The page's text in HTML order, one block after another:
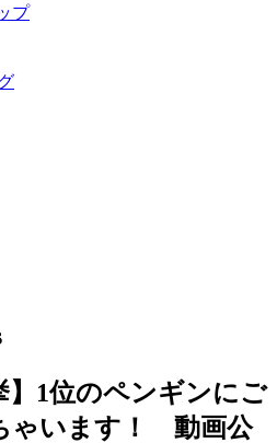
プ
】1位のペンギンにご
ゃいます！ 動画公